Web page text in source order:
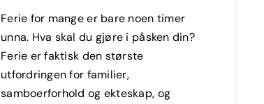
Ferie for mange er bare noen timer
unna. Hva skal du gjøre i påsken din?
Ferie er faktisk den største
utfordringen for familier,
samboerforhold og ekteskap, og